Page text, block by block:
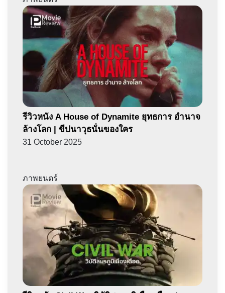
รีวิวหนัง A House of Dynamite ยุทธการ อำนาจ
ล้างโลก | ขีปนาวุธนั่นของใคร
31 October 2025
ภาพยนตร์